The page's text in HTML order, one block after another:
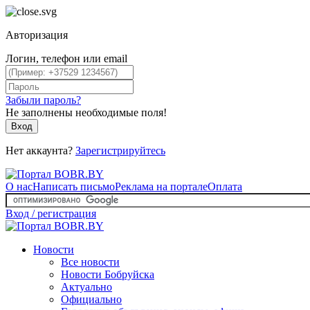
Авторизация
Логин, телефон или email
Забыли пароль?
Не заполнены необходимые поля!
Вход
Нет аккаунта? Зарегистрируйтесь
О насНаписать письмоРеклама на порталеОплата
Вход / регистрация
Новости
Все новости
Новости Бобруйска
Актуально
Официально